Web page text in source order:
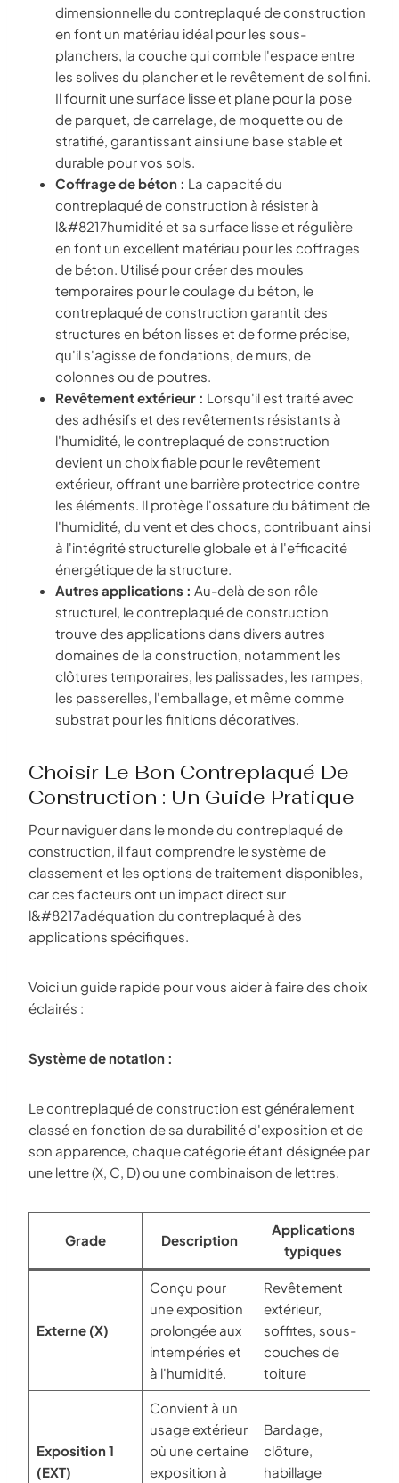
dimensionnelle du contreplaqué de construction
en font un matériau idéal pour les sous-
planchers, la couche qui comble l'espace entre
les solives du plancher et le revêtement de sol fini.
Il fournit une surface lisse et plane pour la pose
de parquet, de carrelage, de moquette ou de
stratifié, garantissant ainsi une base stable et
durable pour vos sols.
Coffrage de béton : La capacité du
contreplaqué de construction à résister à
l&#8217humidité et sa surface lisse et régulière
en font un excellent matériau pour les coffrages
de béton. Utilisé pour créer des moules
temporaires pour le coulage du béton, le
contreplaqué de construction garantit des
structures en béton lisses et de forme précise,
qu'il s'agisse de fondations, de murs, de
colonnes ou de poutres.
Revêtement extérieur : Lorsqu'il est traité avec
des adhésifs et des revêtements résistants à
l'humidité, le contreplaqué de construction
devient un choix fiable pour le revêtement
extérieur, offrant une barrière protectrice contre
les éléments. Il protège l'ossature du bâtiment de
l'humidité, du vent et des chocs, contribuant ainsi
à l'intégrité structurelle globale et à l'efficacité
énergétique de la structure.
Autres applications : Au-delà de son rôle
structurel, le contreplaqué de construction
trouve des applications dans divers autres
domaines de la construction, notamment les
clôtures temporaires, les palissades, les rampes,
les passerelles, l'emballage, et même comme
substrat pour les finitions décoratives.
Choisir Le Bon Contreplaqué De
Construction : Un Guide Pratique
Pour naviguer dans le monde du contreplaqué de
construction, il faut comprendre le système de
classement et les options de traitement disponibles,
car ces facteurs ont un impact direct sur
l&#8217adéquation du contreplaqué à des
applications spécifiques.
Voici un guide rapide pour vous aider à faire des choix
éclairés :
Système de notation :
Le contreplaqué de construction est généralement
classé en fonction de sa durabilité d'exposition et de
son apparence, chaque catégorie étant désignée par
une lettre (X, C, D) ou une combinaison de lettres.
Grade Description
Applications
typiques
Externe (X)
Conçu pour
une exposition
prolongée aux
intempéries et
à l'humidité.
Revêtement
extérieur,
soffites, sous-
couches de
toiture
Exposition 1
(EXT)
Convient à un
usage extérieur
où une certaine
exposition à
Bardage,
clôture,
habillage